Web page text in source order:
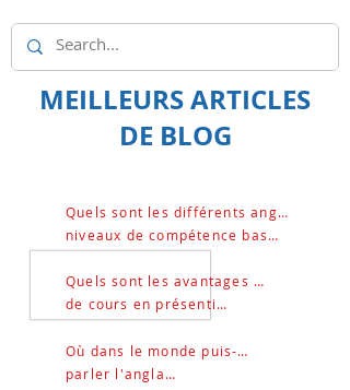
MEILLEURS ARTICLES
DE BLOG
Quels sont les différents anglais
niveaux de compétence basés sur&nbsp;?
Quels sont les avantages de
de cours en présentiel ?
Où dans le monde puis-je
parler l'anglais?